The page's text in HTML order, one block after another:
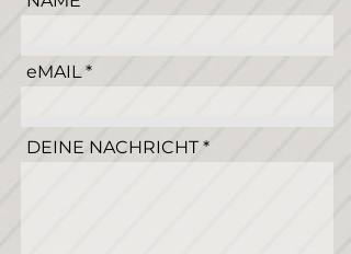
eMAIL
DEINE NACHRICHT